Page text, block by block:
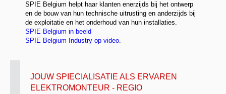
SPIE Belgium helpt haar klanten enerzijds bij het ontwerp
en de bouw van hun technische uitrusting en anderzijds bij
de exploitatie en het onderhoud van hun installaties.
SPIE Belgium in beeld
SPIE Belgium Industry op video.
JOUW SPIECIALISATIE ALS ERVAREN
ELEKTROMONTEUR - REGIO